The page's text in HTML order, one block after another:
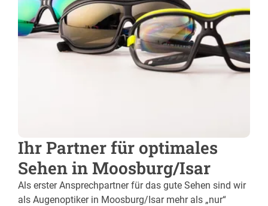
Ihr Partner für optimales
Sehen in Moosburg/Isar
Als erster Ansprechpartner für das gute Sehen sind wir
als Augenoptiker in Moosburg/Isar mehr als „nur“